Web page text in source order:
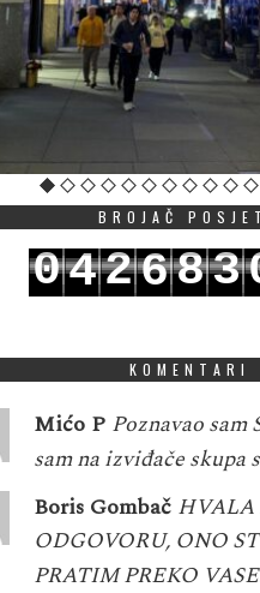
BROJAČ
042683
KOMENTARI
Mićo P Poznavao sam
sam na izviđače skupa
Boris Gombač HVALA
ODGOVORU, ONO
PRATIM PREKO